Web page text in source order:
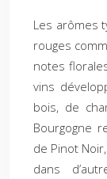
Les arômes
rouges
notes
vins
bois, de
Bourgogne
de Pinot
dans